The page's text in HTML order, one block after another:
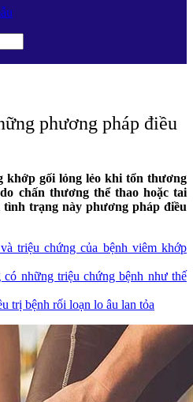
phương pháp điều
khớp gối lỏng lẻo khi tổn thương
chấn thương thể thao hoặc tai
trạng này phương pháp điều
triệu chứng của bệnh viêm khớp
những triệu chứng bệnh như thế
trị bệnh rối loạn lo âu lan tỏa